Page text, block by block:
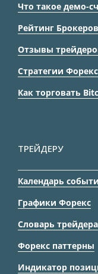
Что такое демо-
Рейтинг Брокеров
Отзывы
Стратегии Форекс
Как торговать
ТРЕЙДЕРУ
Календарь
Графики Форекс
Словарь трейдера
Форекс паттерны
Индикатор